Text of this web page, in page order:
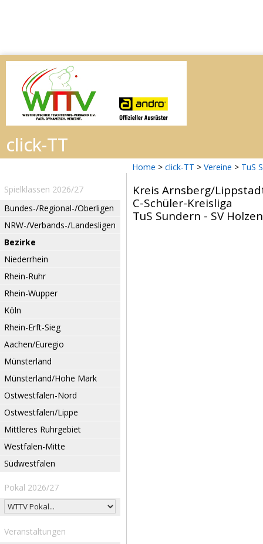
Home > click-TT > Vereine > TuS
Spielklassen 2026/27
Bundes-/Regional-/Oberligen
NRW-/Verbands-/Landesligen
Bezirke
Niederrhein
Rhein-Ruhr
Rhein-Wupper
Köln
Rhein-Erft-Sieg
Aachen/Euregio
Münsterland
Münsterland/Hohe Mark
Ostwestfalen-Nord
Ostwestfalen/Lippe
Mittleres Ruhrgebiet
Westfalen-Mitte
Südwestfalen
Pokal 2026/27
Veranstaltungen
Kreis Arnsberg/
C-Schüler-Kreisliga
TuS Sundern - SV